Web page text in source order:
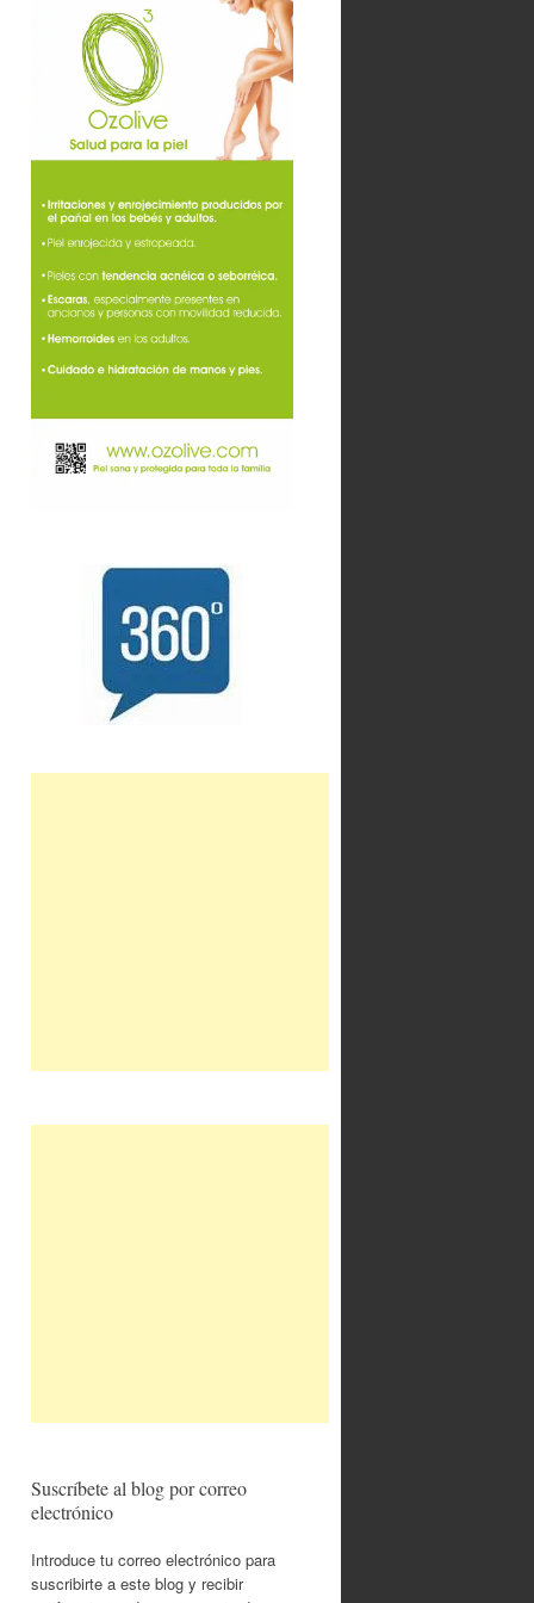
Suscríbete al blog por correo
electrónico
Introduce tu correo electrónico para
suscribirte a este blog y recibir